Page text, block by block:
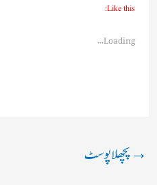
Like this:
Loading...
→پچھلا پوسٹ